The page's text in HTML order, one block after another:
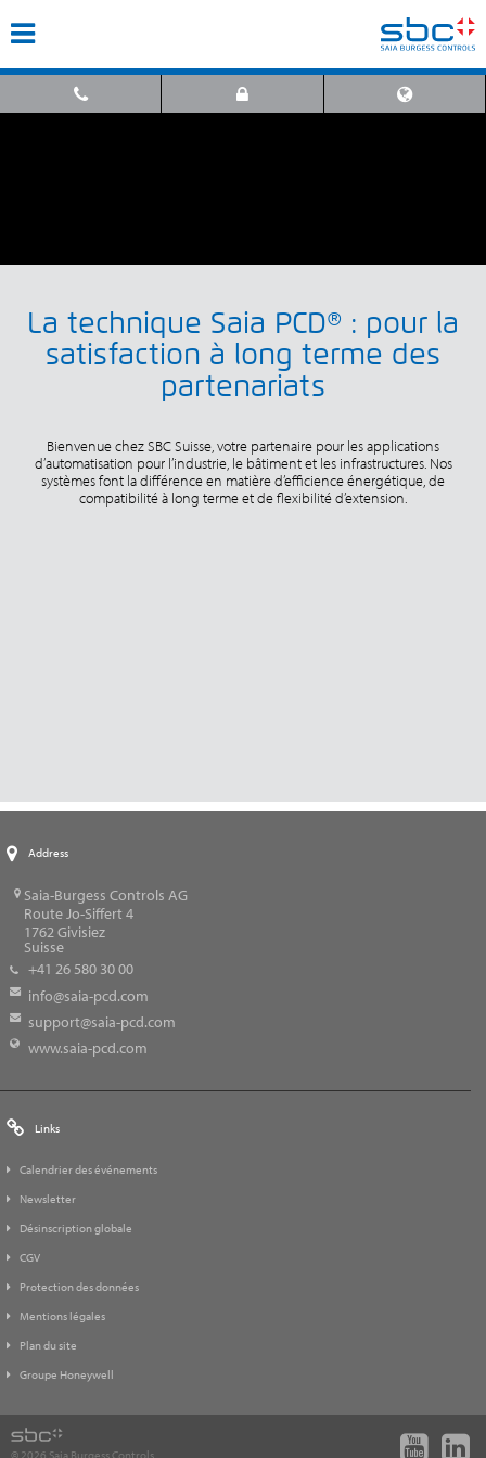
La technique Saia PCD® : pour la
satisfaction à long terme des
partenariats
Bienvenue chez SBC Suisse, votre partenaire pour les applications
d’automatisation pour l’industrie, le bâtiment et les infrastructures. Nos
systèmes font la différence en matière d’efficience énergétique, de
compatibilité à long terme et de flexibilité d’extension.
Address
Saia-Burgess Controls AG
Route Jo-Siffert 4
1762Givisiez
Suisse
+41 26 580 30 00
info@saia-pcd.com
support@saia-pcd.com
www.saia-pcd.com
Links
Calendrier des événements
Newsletter
Désinscription globale
CGV
Protection des données
Mentions légales
Plan du site
Groupe Honeywell